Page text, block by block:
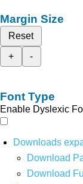
Margin Size
Reset
+
-
Font Type
Enable Dyslexic
Downloads
Download
Download